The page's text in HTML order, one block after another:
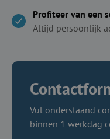
Profiteer van een
Altijd persoonlijk
Vul onderstaand
binnen 1 werkdag